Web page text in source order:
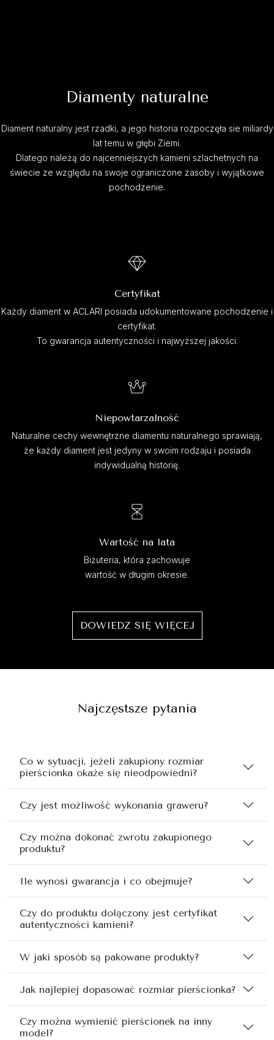
Diamenty naturalne
Diament naturalny jest rzadki, a jego historia rozpoczęła sie miliardy
lat temu w głębi Ziemi.
Dlatego należą do najcenniejszych kamieni szlachetnych na
świecie ze względu na swoje ograniczone zasoby i wyjątkowe
pochodzenie.
Certyfikat
Każdy diament w ACLARI posiada udokumentowane pochodzenie i
certyfikat.
To gwarancja autentyczności i najwyższej jakości.
Niepowtarzalność
Naturalne cechy wewnętrzne diamentu naturalnego sprawiają,
że każdy diament jest jedyny w swoim rodzaju i posiada
indywidualną historię.
Wartość na lata
Biżuteria, która zachowuje
wartość w długim okresie.
DOWIEDZ SIĘ WIĘCEJ
Najczęstsze pytania
Co w sytuacji, jeżeli zakupiony rozmiar
pierścionka okaże się nieodpowiedni?
Czy jest możliwość wykonania graweru?
Czy można dokonać zwrotu zakupionego
produktu?
Ile wynosi gwarancja i co obejmuje?
Czy do produktu dołączony jest certyfikat
autentyczności kamieni?
W jaki sposób są pakowane produkty?
Jak najlepiej dopasować rozmiar pierścionka?
Czy można wymienić pierścionek na inny
model?